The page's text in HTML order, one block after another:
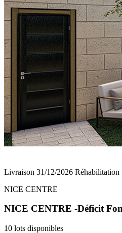
Livraison 31/12/2026 Réhabilitation
NICE CENTRE
NICE CENTRE -Déficit
10 lots disponibles